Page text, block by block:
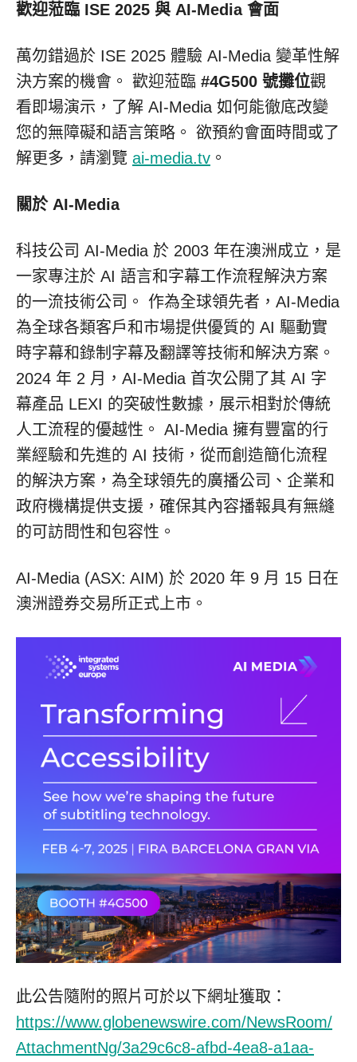
歡迎蒞臨 ISE 2025 與 AI-Media 會面
萬勿錯過於 ISE 2025 體驗 AI-Media 變革性解
決方案的機會。 歡迎蒞臨 #4G500 號攤位觀
看即場演示，了解 AI-Media 如何能徹底改變
您的無障礙和語言策略。 欲預約會面時間或了
解更多，請瀏覽 ai-media.tv 。
關於 AI-Media
科技公司 AI-Media 於 2003 年在澳洲成立，是
一家專注於 AI 語言和字幕工作流程解決方案
的一流技術公司。 作為全球領先者，AI-Media
為全球各類客戶和市場提供優質的 AI 驅動實
時字幕和錄制字幕及翻譯等技術和解決方案。
2024 年 2 月，AI-Media 首次公開了其 AI 字
幕產品 LEXI 的突破性數據，展示相對於傳統
人工流程的優越性。 AI-Media 擁有豐富的行
業經驗和先進的 AI 技術，從而創造簡化流程
的解決方案，為全球領先的廣播公司、企業和
政府機構提供支援，確保其內容播報具有無縫
的可訪問性和包容性。
AI-Media (ASX: AIM) 於 2020 年 9 月 15 日在
澳洲證券交易所正式上市。
此公告隨附的照片可於以下網址獲取：
https://www.globenewswire.com/NewsRoom/
AttachmentNg/3a29c6c8-afbd-4ea8-a1aa-